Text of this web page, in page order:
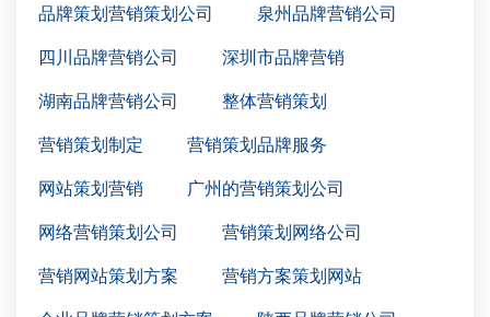
品牌策划营销策划公司 泉州品牌营销公司
四川品牌营销公司 深圳市品牌营销
湖南品牌营销公司 整体营销策划
营销策划制定 营销策划品牌服务
网站策划营销 广州的营销策划公司
网络营销策划公司 营销策划网络公司
营销网站策划方案 营销方案策划网站